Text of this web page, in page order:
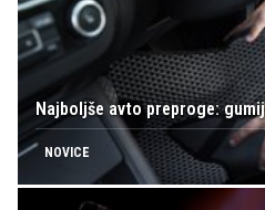
Najboljše avto preproge:
NOVICE